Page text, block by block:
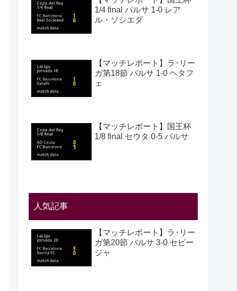
1/4 final バルサ 1-0 レア
ル・ソシエダ
【マッチレポート】ラ･リー
ガ第18節 バルサ 1-0 ヘタフ
ェ
【マッチレポート】国王杯
1/8 final セウタ 0-5 バルサ
人気記事
【マッチレポート】ラ･リー
ガ第20節 バルサ 3-0 セビー
ジャ